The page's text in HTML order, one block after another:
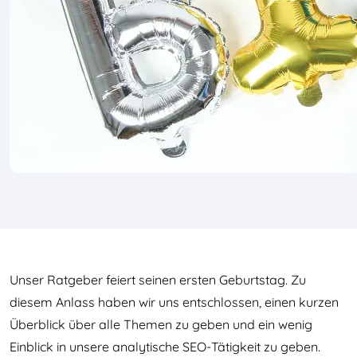
Unser Ratgeber feiert seinen ersten Geburtstag. Zu
diesem Anlass haben wir uns entschlossen, einen kurzen
Überblick über alle Themen zu geben und ein wenig
Einblick in unsere analytische SEO-Tätigkeit zu geben.